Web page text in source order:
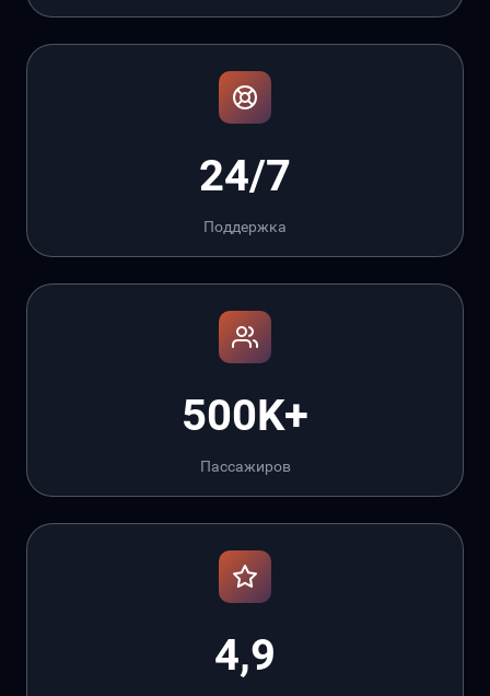
24/7
Поддержка
500K+
Пассажиров
4,9